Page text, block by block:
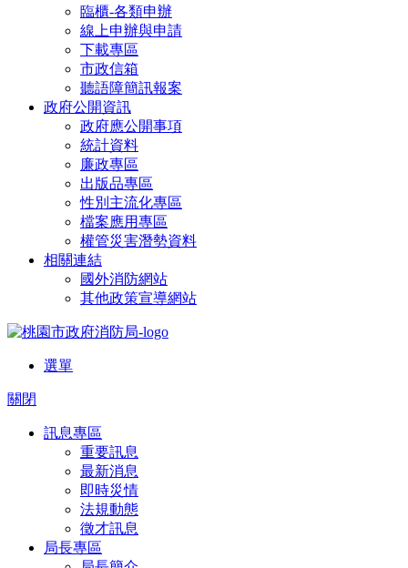
臨櫃-各類申辦
線上申辦與申請
下載專區
市政信箱
聽語障簡訊報案
政府公開資訊
政府應公開事項
統計資料
廉政專區
出版品專區
性別主流化專區
檔案應用專區
權管災害潛勢資料
相關連結
國外消防網站
其他政策宣導網站
選單
關閉
訊息專區
重要訊息
最新消息
即時災情
法規動態
徵才訊息
局長專區